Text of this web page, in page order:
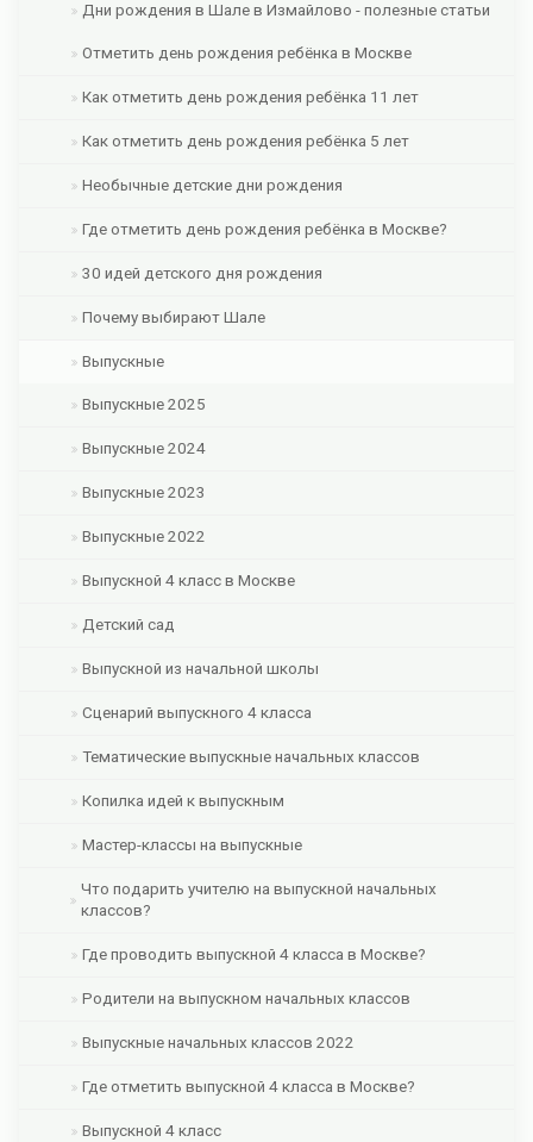
Дни рождения в Шале в Измайлово - полезные статьи
Отметить день рождения ребёнка в Москве
Как отметить день рождения ребёнка 11 лет
Как отметить день рождения ребёнка 5 лет
Необычные детские дни рождения
Где отметить день рождения ребёнка в Москве?
30 идей детского дня рождения
Почему выбирают Шале
Выпускные
Выпускные 2025
Выпускные 2024
Выпускные 2023
Выпускные 2022
Выпускной 4 класс в Москве
Детский сад
Выпускной из начальной школы
Сценарий выпускного 4 класса
Тематические выпускные начальных классов
Копилка идей к выпускным
Мастер-классы на выпускные
Что подарить учителю на выпускной начальных
классов?
Где проводить выпускной 4 класса в Москве?
Родители на выпускном начальных классов
Выпускные начальных классов 2022
Где отметить выпускной 4 класса в Москве?
Выпускной 4 класс